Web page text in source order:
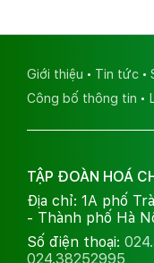
Giới thiệu Tin tức
Công bố thông tin
TẬP ĐOÀN HOÁ
Địa chỉ: 1A phố
- Thành phố Hà
Số điện thoại:
024.38252995